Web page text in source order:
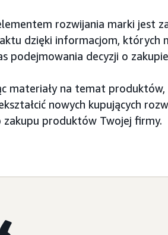
rozwijania marki jest
dzięki informacjom, których
podejmowania decyzji o
materiały na temat
nowych kupujących
zakupu produktów Twojej firmy.